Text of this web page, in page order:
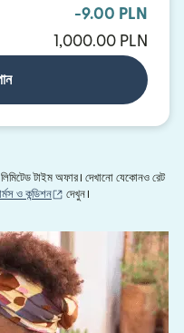
-9.00 PLN
1,000.00 PLN
টাইম অফার। দেখানো যেকোনও রেট
ও কন্ডিশন (নতুন উইন্ডোতে খুলবে)
দেখুন।